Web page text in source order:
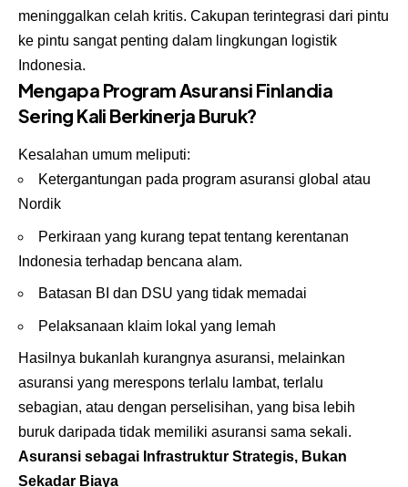
meninggalkan celah kritis. Cakupan terintegrasi dari pintu
ke pintu sangat penting dalam lingkungan logistik
Indonesia.
Mengapa Program Asuransi Finlandia
Sering Kali Berkinerja Buruk?
Kesalahan umum meliputi:
Ketergantungan pada program asuransi global atau
Nordik
Perkiraan yang kurang tepat tentang kerentanan
Indonesia terhadap bencana alam.
Batasan BI dan DSU yang tidak memadai
Pelaksanaan klaim lokal yang lemah
Hasilnya bukanlah kurangnya asuransi, melainkan
asuransi yang merespons terlalu lambat, terlalu
sebagian, atau dengan perselisihan, yang bisa lebih
buruk daripada tidak memiliki asuransi sama sekali.
Asuransi sebagai Infrastruktur Strategis, Bukan
Sekadar Biaya